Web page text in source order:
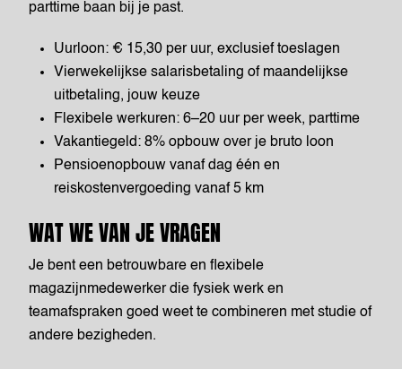
parttime baan bij je past.
Uurloon: € 15,30 per uur, exclusief toeslagen
Vierwekelijkse salarisbetaling of maandelijkse
uitbetaling, jouw keuze
Flexibele werkuren: 6–20 uur per week, parttime
Vakantiegeld: 8% opbouw over je bruto loon
Pensioenopbouw vanaf dag één en
reiskostenvergoeding vanaf 5 km
WAT WE VAN JE VRAGEN
Je bent een betrouwbare en flexibele
magazijnmedewerker die fysiek werk en
teamafspraken goed weet te combineren met studie of
andere bezigheden.